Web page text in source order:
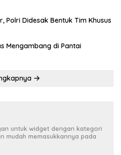
Polri Didesak Bentuk Tim Khusus
Mengambang di Pantai
untuk widget dengan kategori
mudah memasukkannya pada